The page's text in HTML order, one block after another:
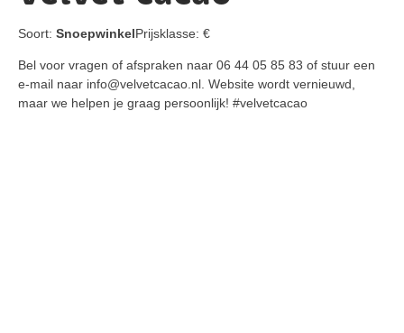
Soort: SnoepwinkelPrijsklasse: €
Bel voor vragen of afspraken naar 06 44 05 85 83 of stuur een
e-mail naar info@velvetcacao.nl. Website wordt vernieuwd,
maar we helpen je graag persoonlijk! #velvetcacao